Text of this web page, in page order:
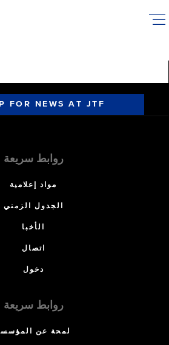
FOR NEWS AT JTF
روابط سريعة
مواد إعلامية
الجدول الزمني
الأخبا
اتصال
دخول
روابط سريعة
لمحة عن